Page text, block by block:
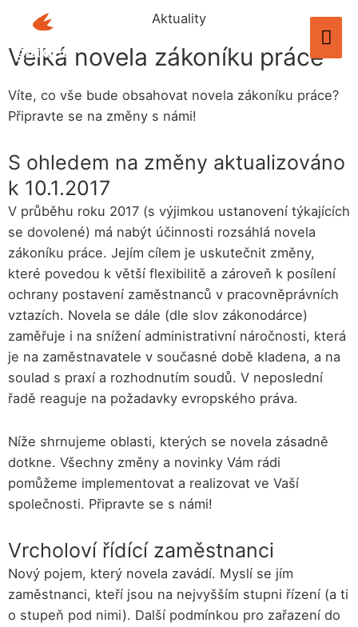
Aktuality
Velká novela zákoníku práce
Víte, co vše bude obsahovat novela zákoníku práce?
Připravte se na změny s námi!
S ohledem na změny aktualizováno
k 10.1.2017
V průběhu roku 2017 (s výjimkou ustanovení týkajících
se dovolené) má nabýt účinnosti rozsáhlá novela
zákoníku práce. Jejím cílem je uskutečnit změny,
které povedou k větší flexibilitě a zároveň k posílení
ochrany postavení zaměstnanců v pracovněprávních
vztazích. Novela se dále (dle slov zákonodárce)
zaměřuje i na snížení administrativní náročnosti, která
je na zaměstnavatele v současné době kladena, a na
soulad s praxí a rozhodnutím soudů. V neposlední
řadě reaguje na požadavky evropského práva.
Níže shrnujeme oblasti, kterých se novela zásadně
dotkne. Všechny změny a novinky Vám rádi
pomůžeme implementovat a realizovat ve Vaší
společnosti. Připravte se s námi!
Vrcholoví řídící zaměstnanci
Nový pojem, který novela zavádí. Myslí se jím
zaměstnanci, kteří jsou na nejvyšším stupni řízení (a ti
o stupeň pod nimi). Další podmínkou pro zařazení do